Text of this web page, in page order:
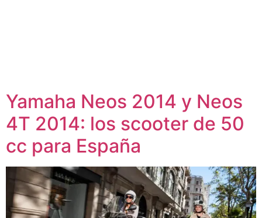
Yamaha Neos 2014 y Neos
4T 2014: los scooter de 50
cc para España